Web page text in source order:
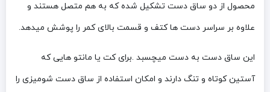
محصول از دو ساق دست تشکیل شده که به هم متصل هستند و
علاوه بر سراسر دست ها کتف و قسمت بالای کمر را پوشش میدهد.
این ساق دست به دست میچسبد .برای کت یا مانتو هایی که
آستین کوتاه و تنگ دارند و امکان استفاده از ساق دست شومیزی را